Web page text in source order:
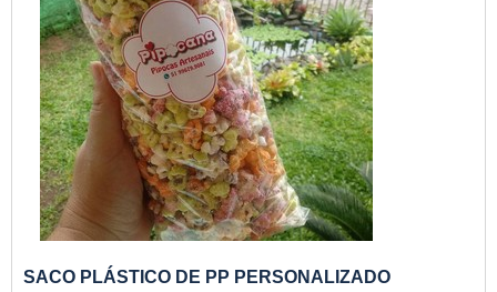
SACO PLÁSTICO DE PP PERSONALIZADO